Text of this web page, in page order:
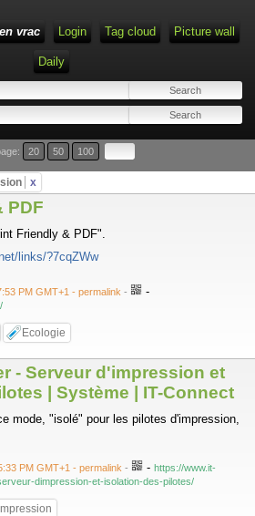
vrac Login Tag cloud Picture wall
Daily
20 50 100
x
PDF
Friendly & PDF".
links/?7cqZWw
PM GMT+1 - permalink - -
Ecologie
- Serveur d'impression et
| Système | IT-Connect
mode, "isolé" pour les pilotes d'impression,
PM GMT+1 - permalink - - https://www.it-
dimpression-et-isolation-des-pilotes/
Impression